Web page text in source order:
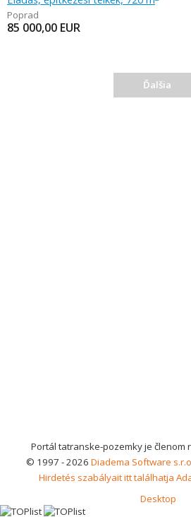
Poprad
85 000,00 EUR
Ďalšia
Portál tatranske-pozemky je členom
© 1997 - 2026 Diadema Software s.r.o
Hirdetés szabályait itt találhatja
Desktop